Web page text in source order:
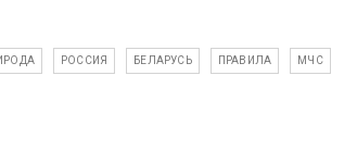
РОССИЯ БЕЛАРУСЬ ПРАВИЛА МЧС